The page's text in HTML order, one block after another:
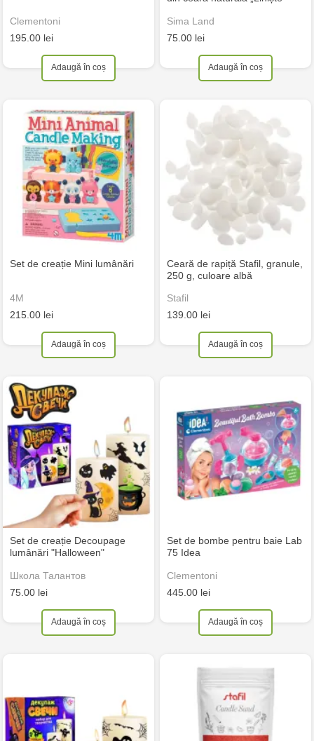
Clementoni
195.00 lei
Adaugă în coș
Sima Land
75.00 lei
Adaugă în coș
Set de creație Mini lumânări
4M
215.00 lei
Adaugă în coș
Ceară de rapiță Stafil, granule,
250 g, culoare albă
Stafil
139.00 lei
Adaugă în coș
Set de creație Decoupage
lumânări "Halloween"
Школа Талантов
75.00 lei
Adaugă în coș
Set de bombe pentru baie Lab
75 Idea
Clementoni
445.00 lei
Adaugă în coș